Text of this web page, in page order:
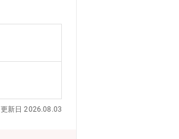
更新日 2026.08.03